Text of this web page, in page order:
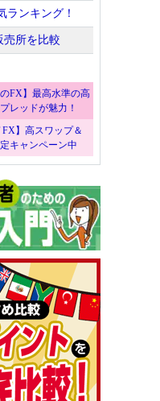
ランキング！
売所を比較
FX】最高水準の高
レッドが魅力！
FX】高スワップ＆
キャンペーン中